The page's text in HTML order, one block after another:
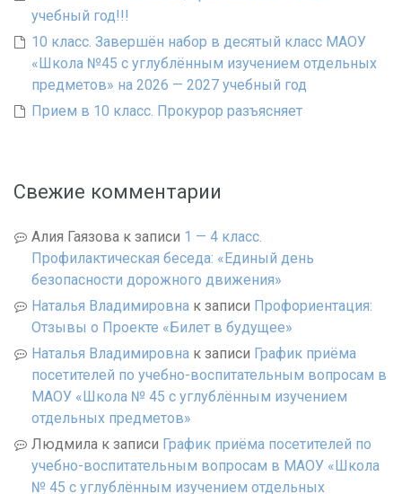
учебный год!!!
10 класс. Завершён набор в десятый класс МАОУ
«Школа №45 с углублённым изучением отдельных
предметов» на 2026 — 2027 учебный год
Прием в 10 класс. Прокурор разъясняет
Свежие комментарии
Алия Гаязова к записи 1 — 4 класс.
Профилактическая беседа: «Единый день
безопасности дорожного движения»
Наталья Владимировна к записи Профориентация:
Отзывы о Проекте «Билет в будущее»
Наталья Владимировна к записи График приёма
посетителей по учебно-воспитательным вопросам в
МАОУ «Школа № 45 с углублённым изучением
отдельных предметов»
Людмила к записи График приёма посетителей по
учебно-воспитательным вопросам в МАОУ «Школа
№ 45 с углублённым изучением отдельных